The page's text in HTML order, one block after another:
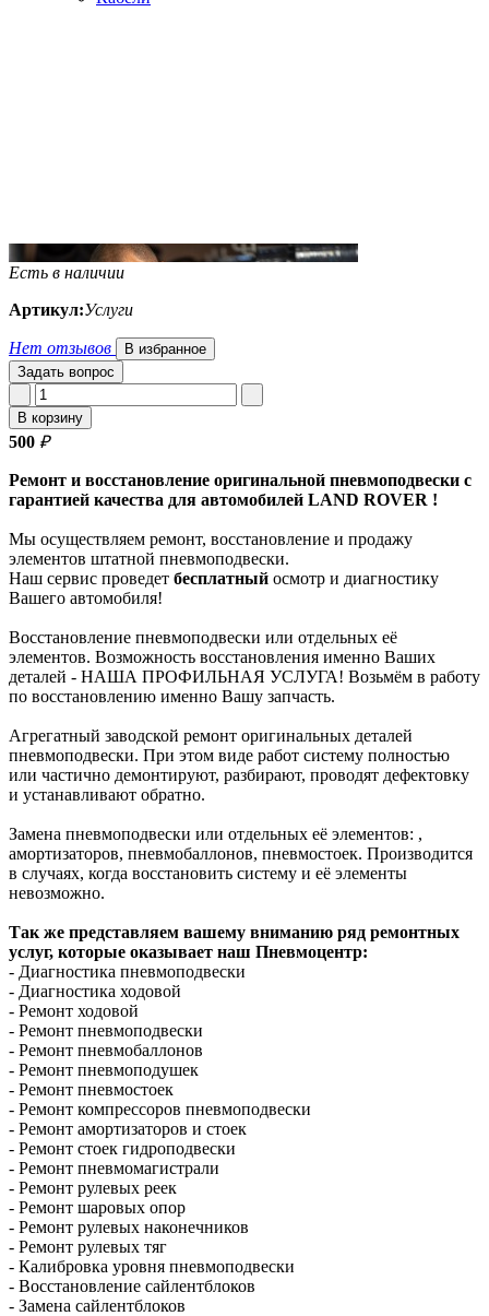
Есть в наличии
Артикул:Услуги
Нет отзывов
В избранное
Задать вопрос
В корзину
500 ₽
Ремонт и восстановление оригинальной пневмоподвески с
гарантией качества для автомобилей LAND ROVER !
Мы осуществляем ремонт, восстановление и продажу
элементов штатной пневмоподвески.
Наш сервис проведет бесплатный осмотр и диагностику
Вашего автомобиля!
Восстановление пневмоподвески или отдельных её
элементов. Возможность восстановления именно Ваших
деталей - НАША ПРОФИЛЬНАЯ УСЛУГА! Возьмём в работу
по восстановлению именно Вашу запчасть.
Агрегатный заводской ремонт оригинальных деталей
пневмоподвески. При этом виде работ систему полностью
или частично демонтируют, разбирают, проводят дефектовку
и устанавливают обратно.
Замена пневмоподвески или отдельных её элементов: ,
амортизаторов, пневмобаллонов, пневмостоек. Производится
в случаях, когда восстановить систему и её элементы
невозможно.
Так же представляем вашему вниманию ряд ремонтных
услуг, которые оказывает наш Пневмоцентр:
- Диагностика пневмоподвески
- Диагностика ходовой
- Ремонт ходовой
- Ремонт пневмоподвески
- Ремонт пневмобаллонов
- Ремонт пневмоподушек
- Ремонт пневмостоек
- Ремонт компрессоров пневмоподвески
- Ремонт амортизаторов и стоек
- Ремонт стоек гидроподвески
- Ремонт пневмомагистрали
- Ремонт рулевых реек
- Ремонт шаровых опор
- Ремонт рулевых наконечников
- Ремонт рулевых тяг
- Калибровка уровня пневмоподвески
- Восстановление сайлентблоков
- Замена сайлентблоков